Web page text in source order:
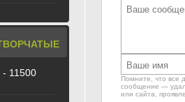
11500
Помните, что все
сообщение —
или сайта,